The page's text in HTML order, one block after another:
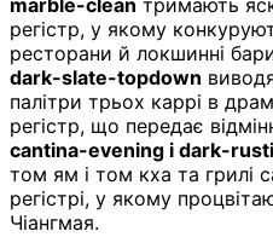
marble-clean тримають
регістр, у якому
ресторани й локшинні
dark-slate-topdown
палітри трьох каррі в
регістр, що передає
cantina-evening і dark-
том ям і том кха та грилі
регістрі, у якому
Чіангмая.